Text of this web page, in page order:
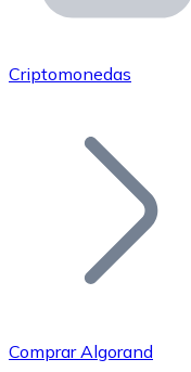
Únete a nuestra
Añade tu
Criptomonedas
Comprar Algorand